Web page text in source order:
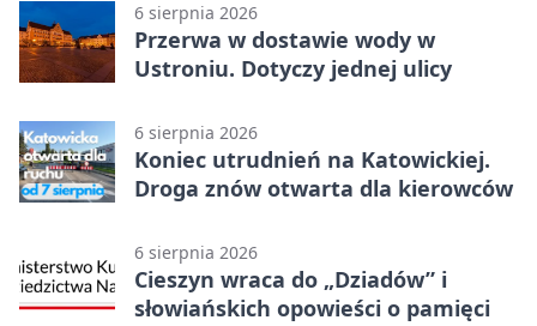
6 sierpnia 2026
Przerwa w dostawie wody w
Ustroniu. Dotyczy jednej ulicy
6 sierpnia 2026
Koniec utrudnień na Katowickiej.
Droga znów otwarta dla kierowców
6 sierpnia 2026
Cieszyn wraca do „Dziadów” i
słowiańskich opowieści o pamięci